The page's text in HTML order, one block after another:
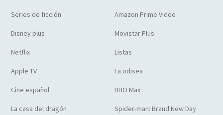
Series de ficción Amazon Prime Video
Disney plus Movistar Plus
Netflix Listas
Apple TV La odisea
Cine español HBO Max
La casa del dragón Spider-man: Brand New Day